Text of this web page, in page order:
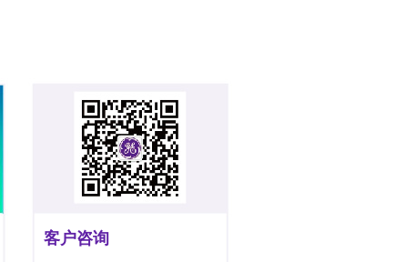
客户咨询